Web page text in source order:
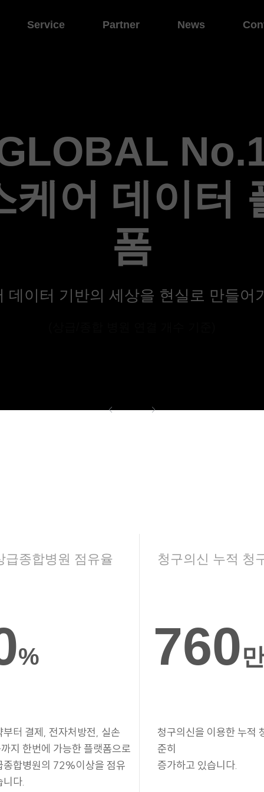
Service Partner News
케어 데이터
폼
데이터 기반의 세상을 현실로 만들어
급종합병원 점유율
%
부터 결제, 전자처방전, 실손
지 한번에 가능한 플랫폼으로
종합병원의 72%이상을 점유
니다.
청구의신 누적 청
760
청구의신을 이용한 누적
준히
증가하고 있습니다.